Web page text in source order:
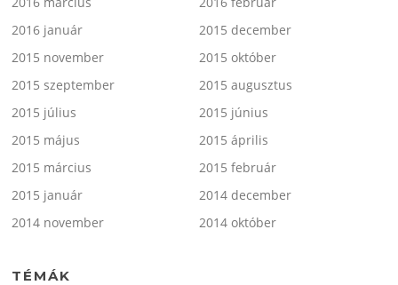
2016 január
2015 december
2015 november
2015 október
2015 szeptember
2015 augusztus
2015 július
2015 június
2015 május
2015 április
2015 március
2015 február
2015 január
2014 december
2014 november
2014 október
TÉMÁK